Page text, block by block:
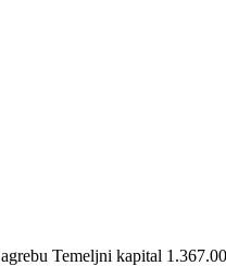
Temeljni kapital